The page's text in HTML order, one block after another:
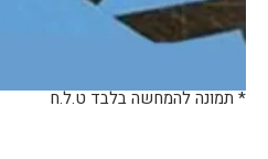
* תמונה להמחשה בלבד ט.ל.ח